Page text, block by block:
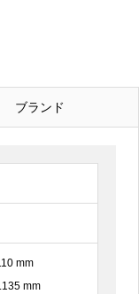
ブランド
mm
mm